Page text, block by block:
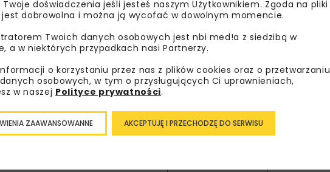
informacje branżowe, zaproszenia na
atrakcyjne oferty i dedykowane akcje
em się zPolityką PrywatnościiRegulaminemoraz
zgodę na otrzymywanie na podany przeze mnie adres e-
doświadczenia jeśli jesteś naszym Użytkownikiem. Zgoda na pliki
dobrowolna i można ją wycofać w dowolnym momencie.
Twoich danych osobowych jest nbi med!a z siedzibą w
a w niektórych przypadkach nasi Partnerzy.
o korzystaniu przez nas z plików cookies oraz o przetwarzaniu
osobowych, w tym o przysługujących Ci uprawnieniach,
w naszej Polityce prywatności.
AKCEPTUJĘ I PRZECHODZĘ DO SERWISU
ZAAWANSOWANNE